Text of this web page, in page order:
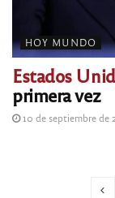
HOY MUNDO
Estados
primera vez
10 de septiembre de